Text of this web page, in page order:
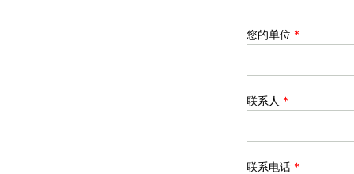
您的单位 *
联系人 *
联系电话 *